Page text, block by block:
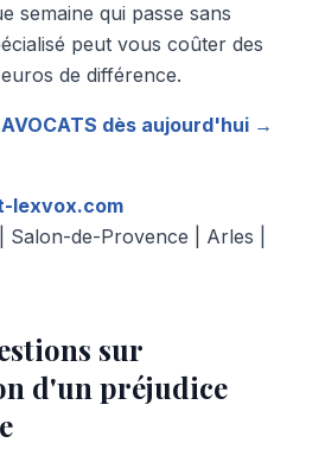
semaine qui passe sans
peut vous coûter des
de différence.
dès aujourd'hui →
lexvox.com
de-Provence | Arles |
sur
d'un préjudice